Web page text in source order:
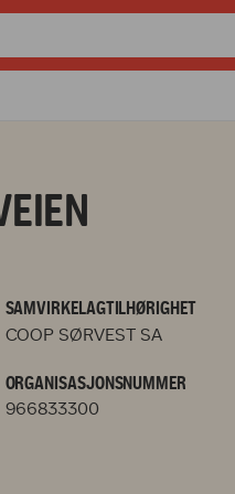
SAMVIRKELAGTILHØRIGHET
COOP SØRVEST SA
ORGANISASJONSNUMMER
966833300